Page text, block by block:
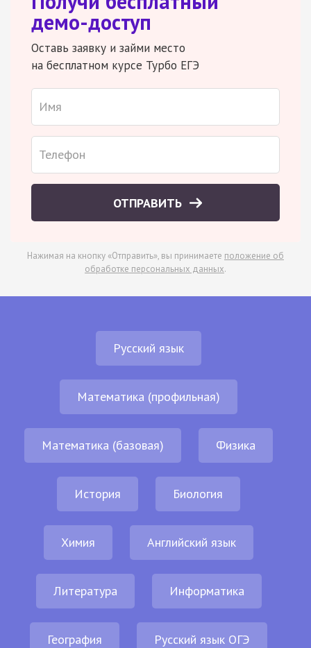
демо-доступ
Оставь заявку и займи место
на бесплатном курсе Турбо ЕГЭ
ОТПРАВИТЬ
Нажимая на кнопку «Отправить», вы принимаете положение об
обработке персональных данных.
Русский язык
Математика (профильная)
Математика (базовая) Физика
История Биология
Химия Английский язык
Литература Информатика
География Русский язык ОГЭ